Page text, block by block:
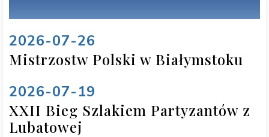
2026-07-26
Mistrzostw Polski w Białymstoku
2026-07-19
XXII Bieg Szlakiem Partyzantów z
Lubatowej